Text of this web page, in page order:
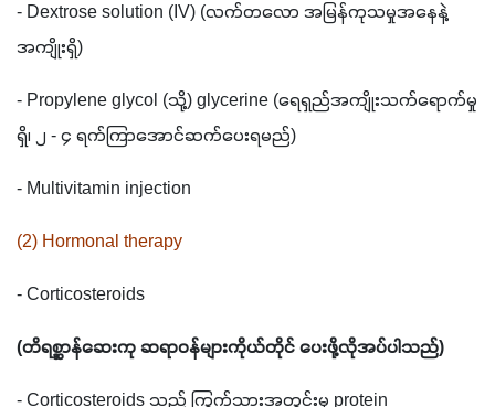
- Dextrose solution (IV) (လက်တလော အမြန်ကုသမှုအနေနဲ့
အကျိုးရှိ)
- Propylene glycol (သို့) glycerine (ရေရှည်အကျိုးသက်ရောက်မှု
ရှိ၊ ၂ - ၄ ရက်ကြာအောင်ဆက်ပေးရမည်)
- Multivitamin injection
(2) Hormonal therapy
- Corticosteroids
(တိရစ္ဆာန်ဆေးကု ဆရာဝန်များကိုယ်တိုင် ပေးဖို့လိုအပ်ပါသည်)
- Corticosteroids သည် ကြွက်သားအတွင်းမှ protein